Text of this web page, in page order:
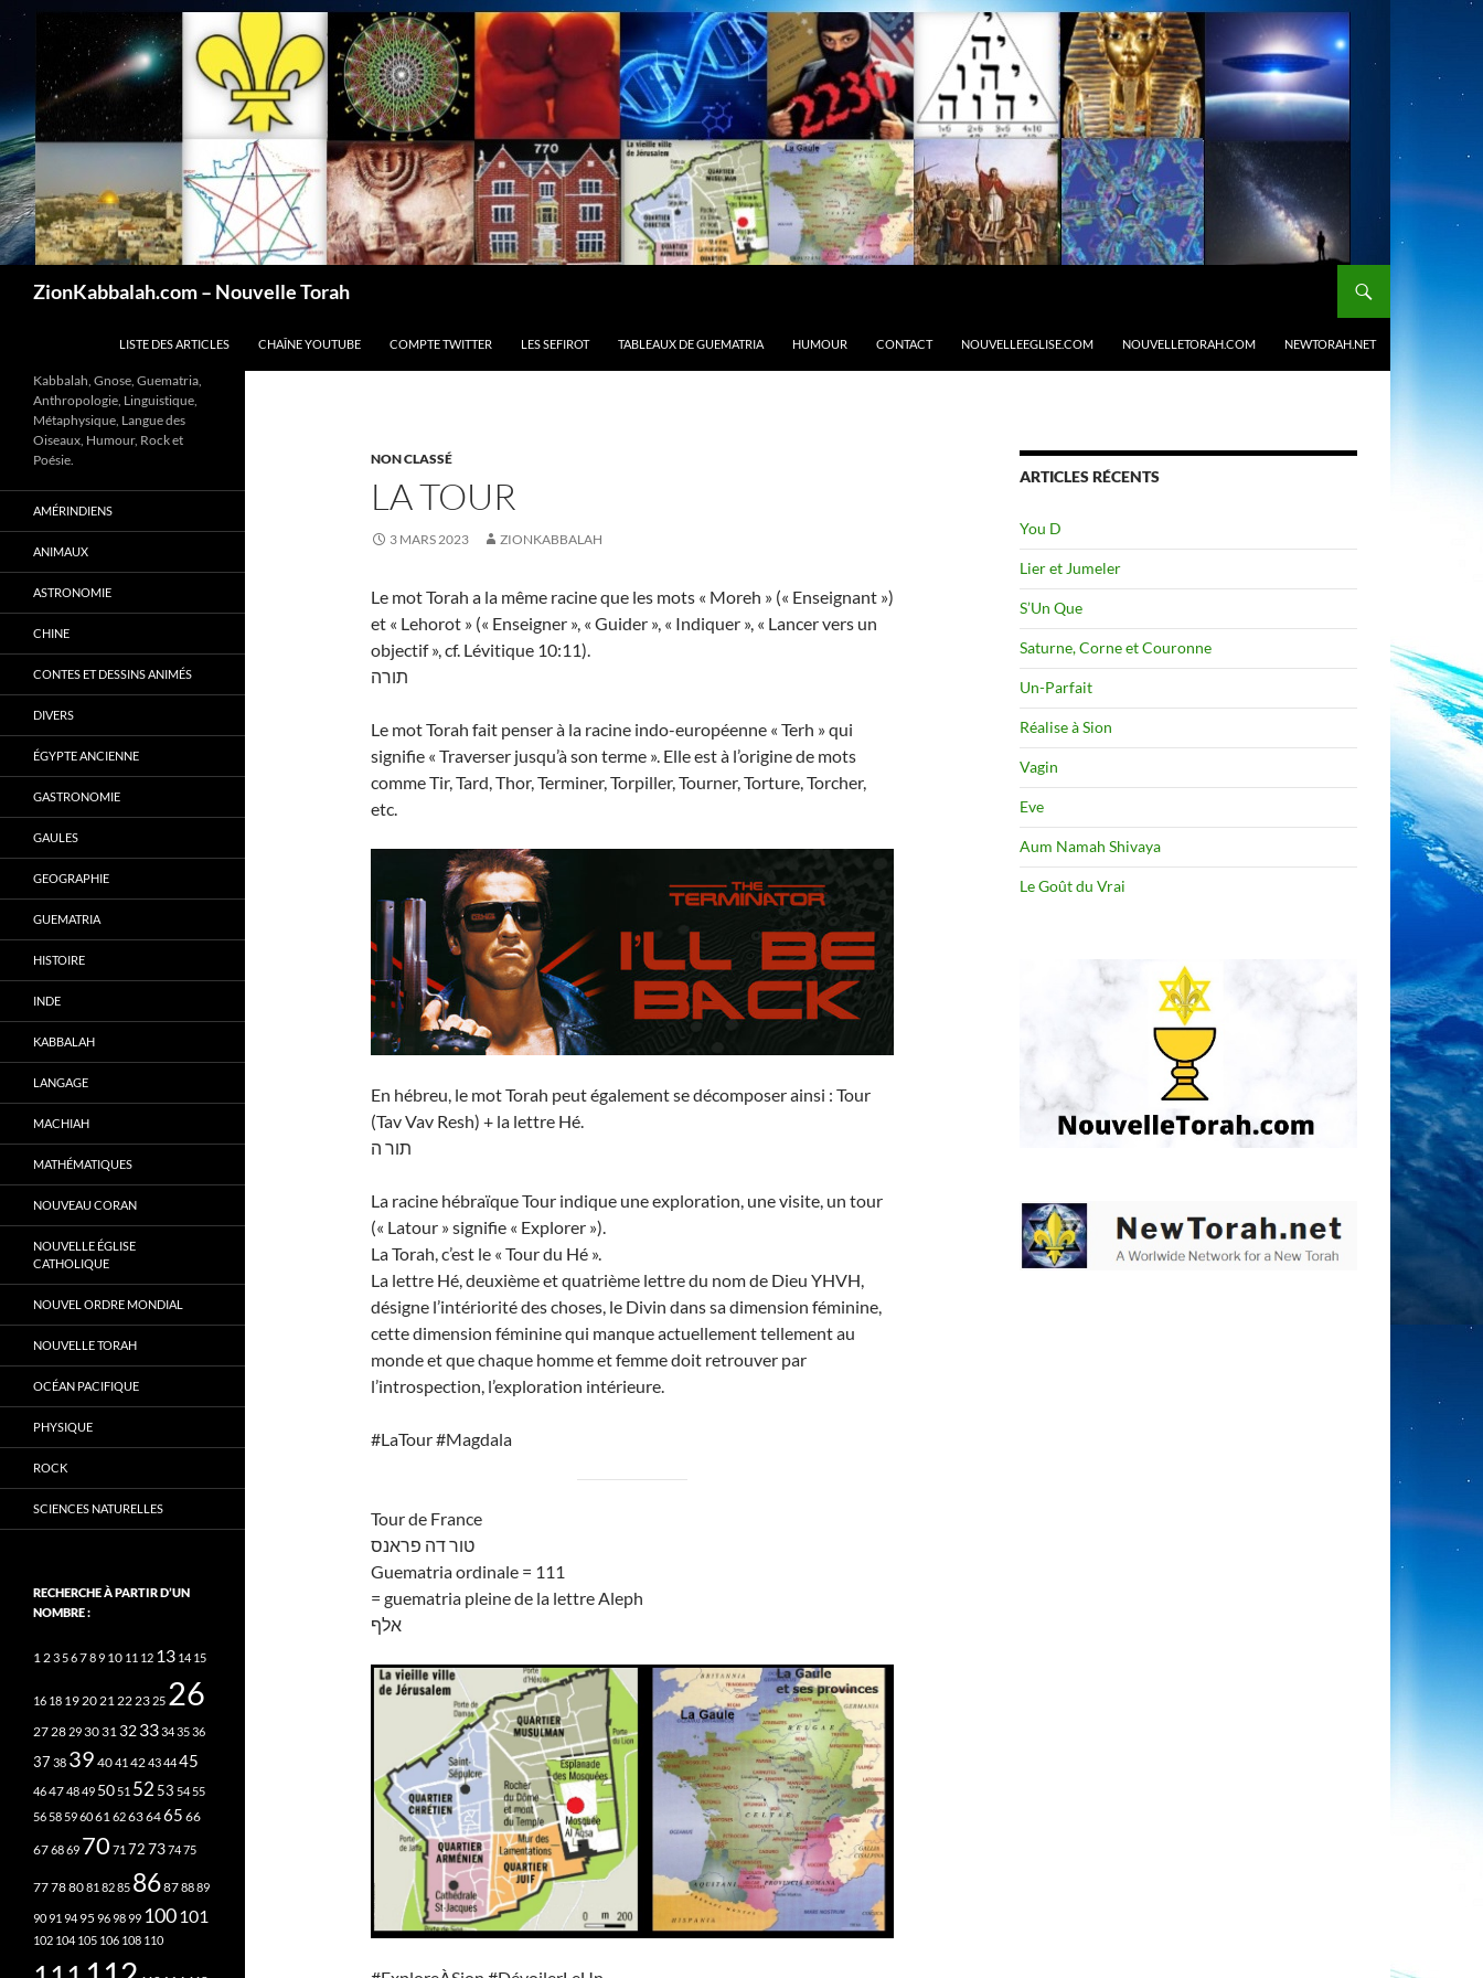
ZionKabbalah.com – Nouvelle Torah
LISTE DES ARTICLES
CHAÎNE YOUTUBE COMPTE TWITTER LES SEFIROT TABLEAUX DE GUEMATRIA HUMOUR CONTACT NOUVELLEEGLISE.COM NOUVELLETORAH.COM NEWTORAH.NET
NON CLASSÉ
LA TOUR
3 MARS 2023 ZIONKABBALAH
Le mot Torah a la même racine que les mots « Moreh » (« Enseignant »)
et « Lehorot » (« Enseigner », « Guider », « Indiquer », « Lancer vers un
objectif », cf. Lévitique 10:11).
תורה
Le mot Torah fait penser à la racine indo-européenne « Terh » qui
signifie « Traverser jusqu’à son terme ». Elle est à l’origine de mots
comme Tir, Tard, Thor, Terminer, Torpiller, Tourner, Torture, Torcher,
etc.
En hébreu, le mot Torah peut également se décomposer ainsi : Tour
(Tav Vav Resh) + la lettre Hé.
תור ה
La racine hébraïque Tour indique une exploration, une visite, un tour
(« Latour » signifie « Explorer »).
La Torah, c’est le « Tour du Hé ».
La lettre Hé, deuxième et quatrième lettre du nom de Dieu YHVH,
désigne l’intériorité des choses, le Divin dans sa dimension féminine,
cette dimension féminine qui manque actuellement tellement au
monde et que chaque homme et femme doit retrouver par
l’introspection, l’exploration intérieure.
#LaTour #Magdala
Tour de France
טור דה פראנס
Guematria ordinale = 111
= guematria pleine de la lettre Aleph
אלף
ARTICLES RÉCENTS
You D
Lier et Jumeler
S’Un Que
Saturne, Corne et Couronne
Un-Parfait
Réalise à Sion
Vagin
Eve
Aum Namah Shivaya
Le Goût du Vrai
Kabbalah, Gnose, Guematria,
Anthropologie, Linguistique,
Métaphysique, Langue des
Oiseaux, Humour, Rock et
Poésie.
AMÉRINDIENS
ANIMAUX
ASTRONOMIE
CHINE
CONTES ET DESSINS ANIMÉS
DIVERS
ÉGYPTE ANCIENNE
GASTRONOMIE
GAULES
GEOGRAPHIE
GUEMATRIA
HISTOIRE
INDE
KABBALAH
LANGAGE
MACHIAH
MATHÉMATIQUES
NOUVEAU CORAN
NOUVELLE ÉGLISE
CATHOLIQUE
NOUVEL ORDRE MONDIAL
NOUVELLE TORAH
OCÉAN PACIFIQUE
PHYSIQUE
ROCK
SCIENCES NATURELLES
RECHERCHE À PARTIR D’UN
NOMBRE :
1 23 56789 10 11 12 13 14 15
16 18 1920212223 25 26
27 28 293031 3233343536
37 38 39 4041 42434445
46474849 50 51 52 53 54 55
56 58 596061 62636465 66
676869 70 71 72737475
77788081 8285 86878889
9091 94 95 969899 100101
102 104 105 106 108 110